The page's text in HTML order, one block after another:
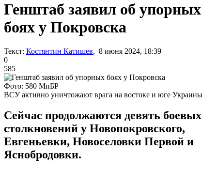
Генштаб заявил об упорных
боях у Покровска
Текст: Костянтин Катишев, 8 июня 2024, 18:39
0
585
Фото: 580 МпБР
ВСУ активно уничтожают врага на востоке и юге Украины
Сейчас продолжаются девять боевых
столкновений у Новопокровского,
Евгеньевки, Новоселовки Первой и
Яснобродовки.